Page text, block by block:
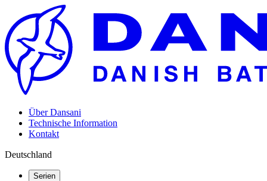
Über Dansani
Technische Information
Kontakt
Deutschland
Serien